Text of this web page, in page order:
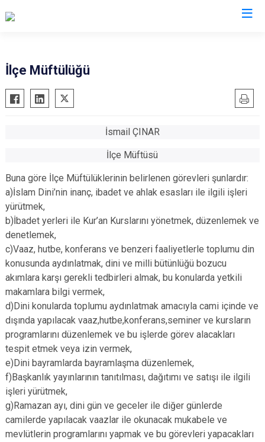
Altıntaş
Aslanapa
Emet
Pazarlar
Şaphane
Tavşanlı
İlçe Müftülüğü
İsmail ÇINAR
İlçe Müftüsü
Buna göre İlçe Müftülüklerinin belirlenen görevleri şunlardır:
a)İslam Dini’nin inanç, ibadet ve ahlak esasları ile ilgili işleri
yürütmek,
b)İbadet yerleri ile Kur’an Kurslarını yönetmek, düzenlemek ve
denetlemek,
c)Vaaz, hutbe, konferans ve benzeri faaliyetlerle toplumu din
konusunda aydınlatmak, dini ve milli bütünlüğü bozucu
akımlara karşı gerekli tedbirleri almak, bu konularda yetkili
makamlara bilgi vermek,
d)Dini konularda toplumu aydınlatmak amacıyla cami içinde ve
dışında yapılacak vaaz,hutbe,konferans,seminer ve kursların
programlarını düzenlemek ve bu işlerde görev alacakları
tespit etmek veya izin vermek,
e)Dini bayramlarda bayramlaşma düzenlemek,
f)Başkanlık yayınlarının tanıtılması, dağıtımı ve satışı ile ilgili
işleri yürütmek,
g)Ramazan ayı, dini gün ve geceler ile diğer günlerde
camilerde yapılacak vaazlar ile okunacak mukabele ve
mevlütlerin programlarını yapmak ve bu görevleri yapacakları